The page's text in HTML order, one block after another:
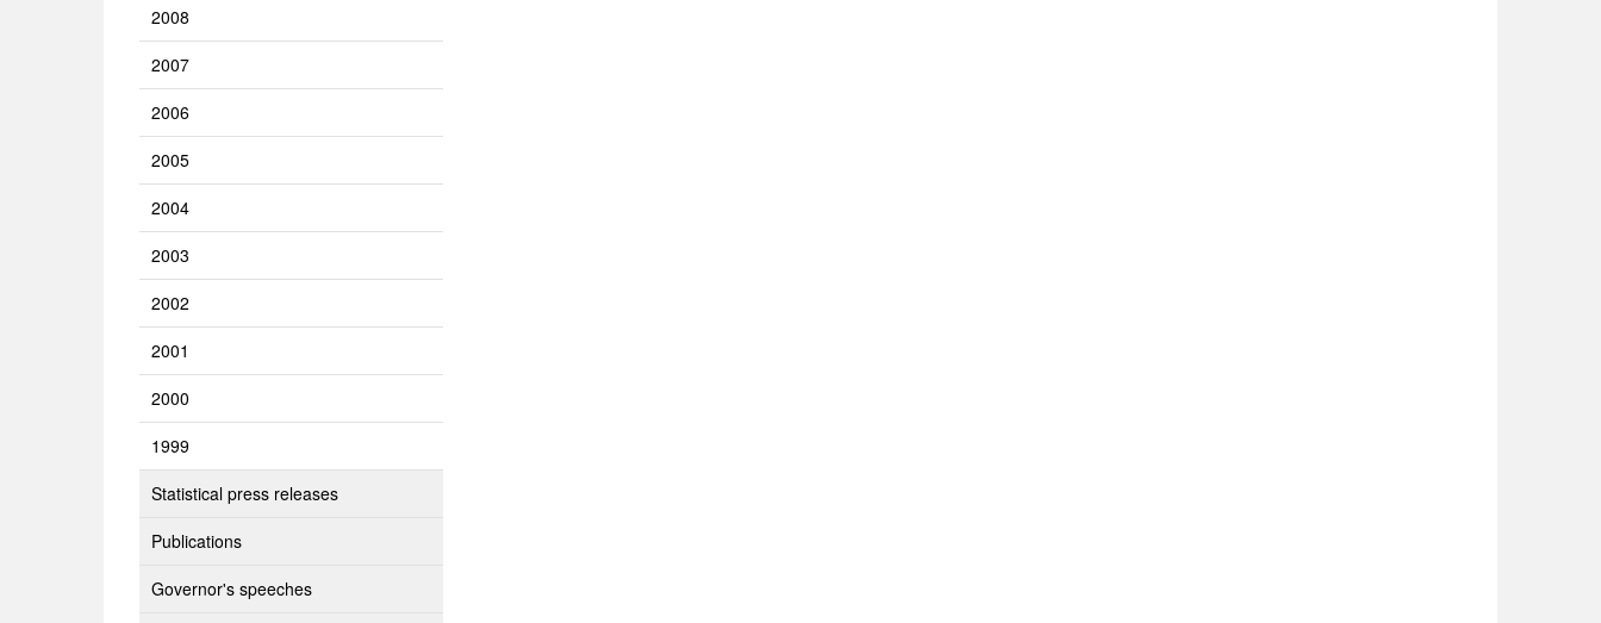
2008
2007
2006
2005
2004
2003
2002
2001
2000
1999
Statistical press releases
Publications
Governor's speeches